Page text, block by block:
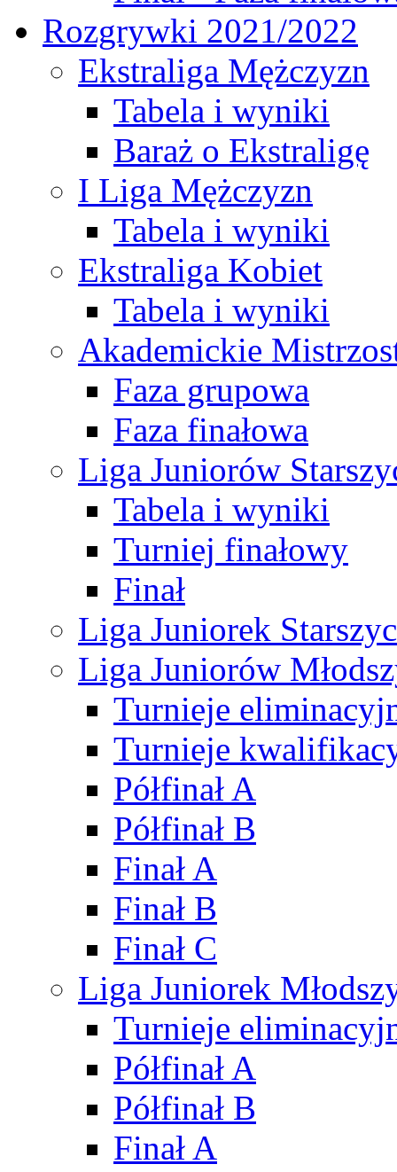
Rozgrywki 2021/2022
Ekstraliga Mężczyzn
Tabela i wyniki
Baraż o Ekstraligę
I Liga Mężczyzn
Tabela i wyniki
Ekstraliga Kobiet
Tabela i wyniki
Akademickie
Faza grupowa
Faza finałowa
Liga Juniorów
Tabela i wyniki
Turniej finałowy
Finał
Liga Juniorek
Liga Juniorów
Turnieje
Turnieje
Półfinał A
Półfinał B
Finał A
Finał B
Finał C
Liga Juniorek
Turnieje
Półfinał A
Półfinał B
Finał A